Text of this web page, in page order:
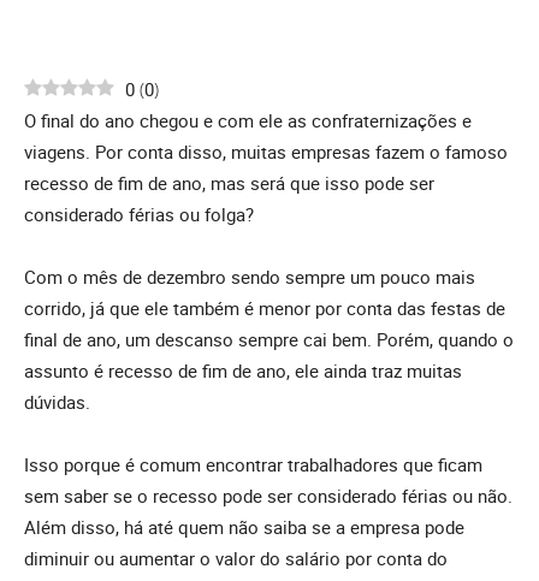
0 (0)
O final do ano chegou e com ele as confraternizações e
viagens. Por conta disso, muitas empresas fazem o famoso
recesso de fim de ano, mas será que isso pode ser
considerado férias ou folga?
Com o mês de dezembro sendo sempre um pouco mais
corrido, já que ele também é menor por conta das festas de
final de ano, um descanso sempre cai bem. Porém, quando o
assunto é recesso de fim de ano, ele ainda traz muitas
dúvidas.
Isso porque é comum encontrar trabalhadores que ficam
sem saber se o recesso pode ser considerado férias ou não.
Além disso, há até quem não saiba se a empresa pode
diminuir ou aumentar o valor do salário por conta do